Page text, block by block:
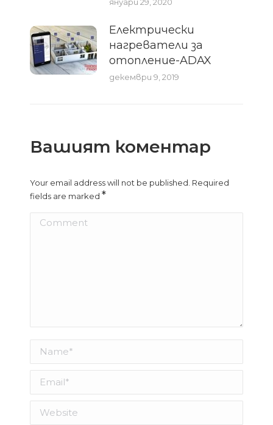
Електрически
нагреватели за
отопление-ADAX
декември 9, 2019
Вашият коментар
Your email address will not be published. Required
fields are marked*
Comment
Name *
Email *
Website